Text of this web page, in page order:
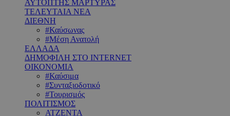
ΑΥΤΟΠΤΗΣ ΜΑΡΤΥΡΑΣ
ΤΕΛΕΥΤΑΙΑ ΝΕΑ
ΔΙΕΘΝΗ
#Καύσωνας
#Μέση Ανατολή
ΕΛΛΑΔΑ
ΔΗΜΟΦΙΛΗ ΣΤΟ INTERNET
ΟΙΚΟΝΟΜΙΑ
#Καύσιμα
#Συνταξιοδοτικό
#Τουρισμός
ΠΟΛΙΤΙΣΜΟΣ
ΑΤΖΕΝΤΑ